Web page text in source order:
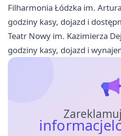
Filharmonia Łódzka im.
godziny kasy, dojazd i
Teatr Nowy im. Kazimierza
godziny kasy, dojazd i